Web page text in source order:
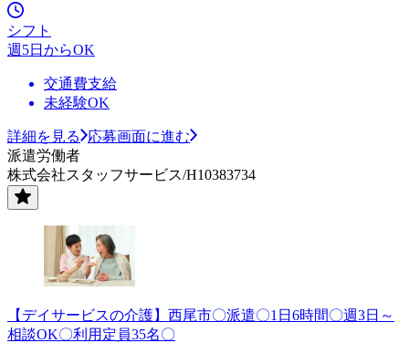
シフト
週5日からOK
交通費支給
未経験OK
詳細を見る
応募画面に進む
派遣労働者
株式会社スタッフサービス/H10383734
【デイサービスの介護】西尾市〇派遣〇1日6時間〇週3日～
相談OK〇利用定員35名〇